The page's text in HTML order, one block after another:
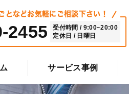
となどお気軽にご相談下さい！
2455
受付時間 / 9:00~20:00
定休日 / 日曜日
サービス事例